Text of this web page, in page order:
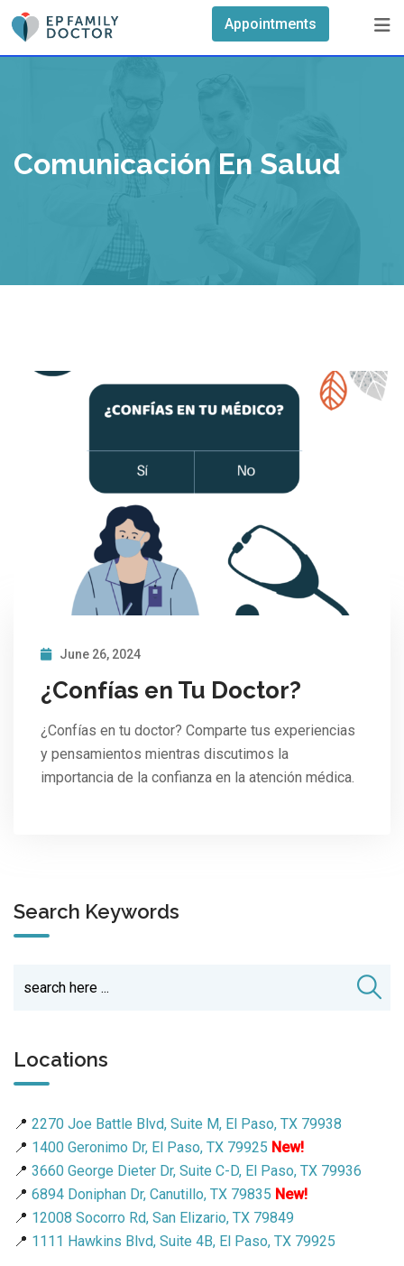
Skip
content
Appointments
Comunicación En Salud
June 26, 2024
¿Confías en Tu Doctor?
¿Confías en tu doctor? Comparte tus experiencias
y pensamientos mientras discutimos la
importancia de la confianza en la atención médica.
Search Keywords
Locations
📍 2270 Joe Battle Blvd, Suite M, El Paso, TX 79938
📍 1400 Geronimo Dr, El Paso, TX 79925 New!
📍 3660 George Dieter Dr, Suite C-D, El Paso, TX 79936
📍 6894 Doniphan Dr, Canutillo, TX 79835 New!
📍 12008 Socorro Rd, San Elizario, TX 79849
📍 1111 Hawkins Blvd, Suite 4B, El Paso, TX 79925